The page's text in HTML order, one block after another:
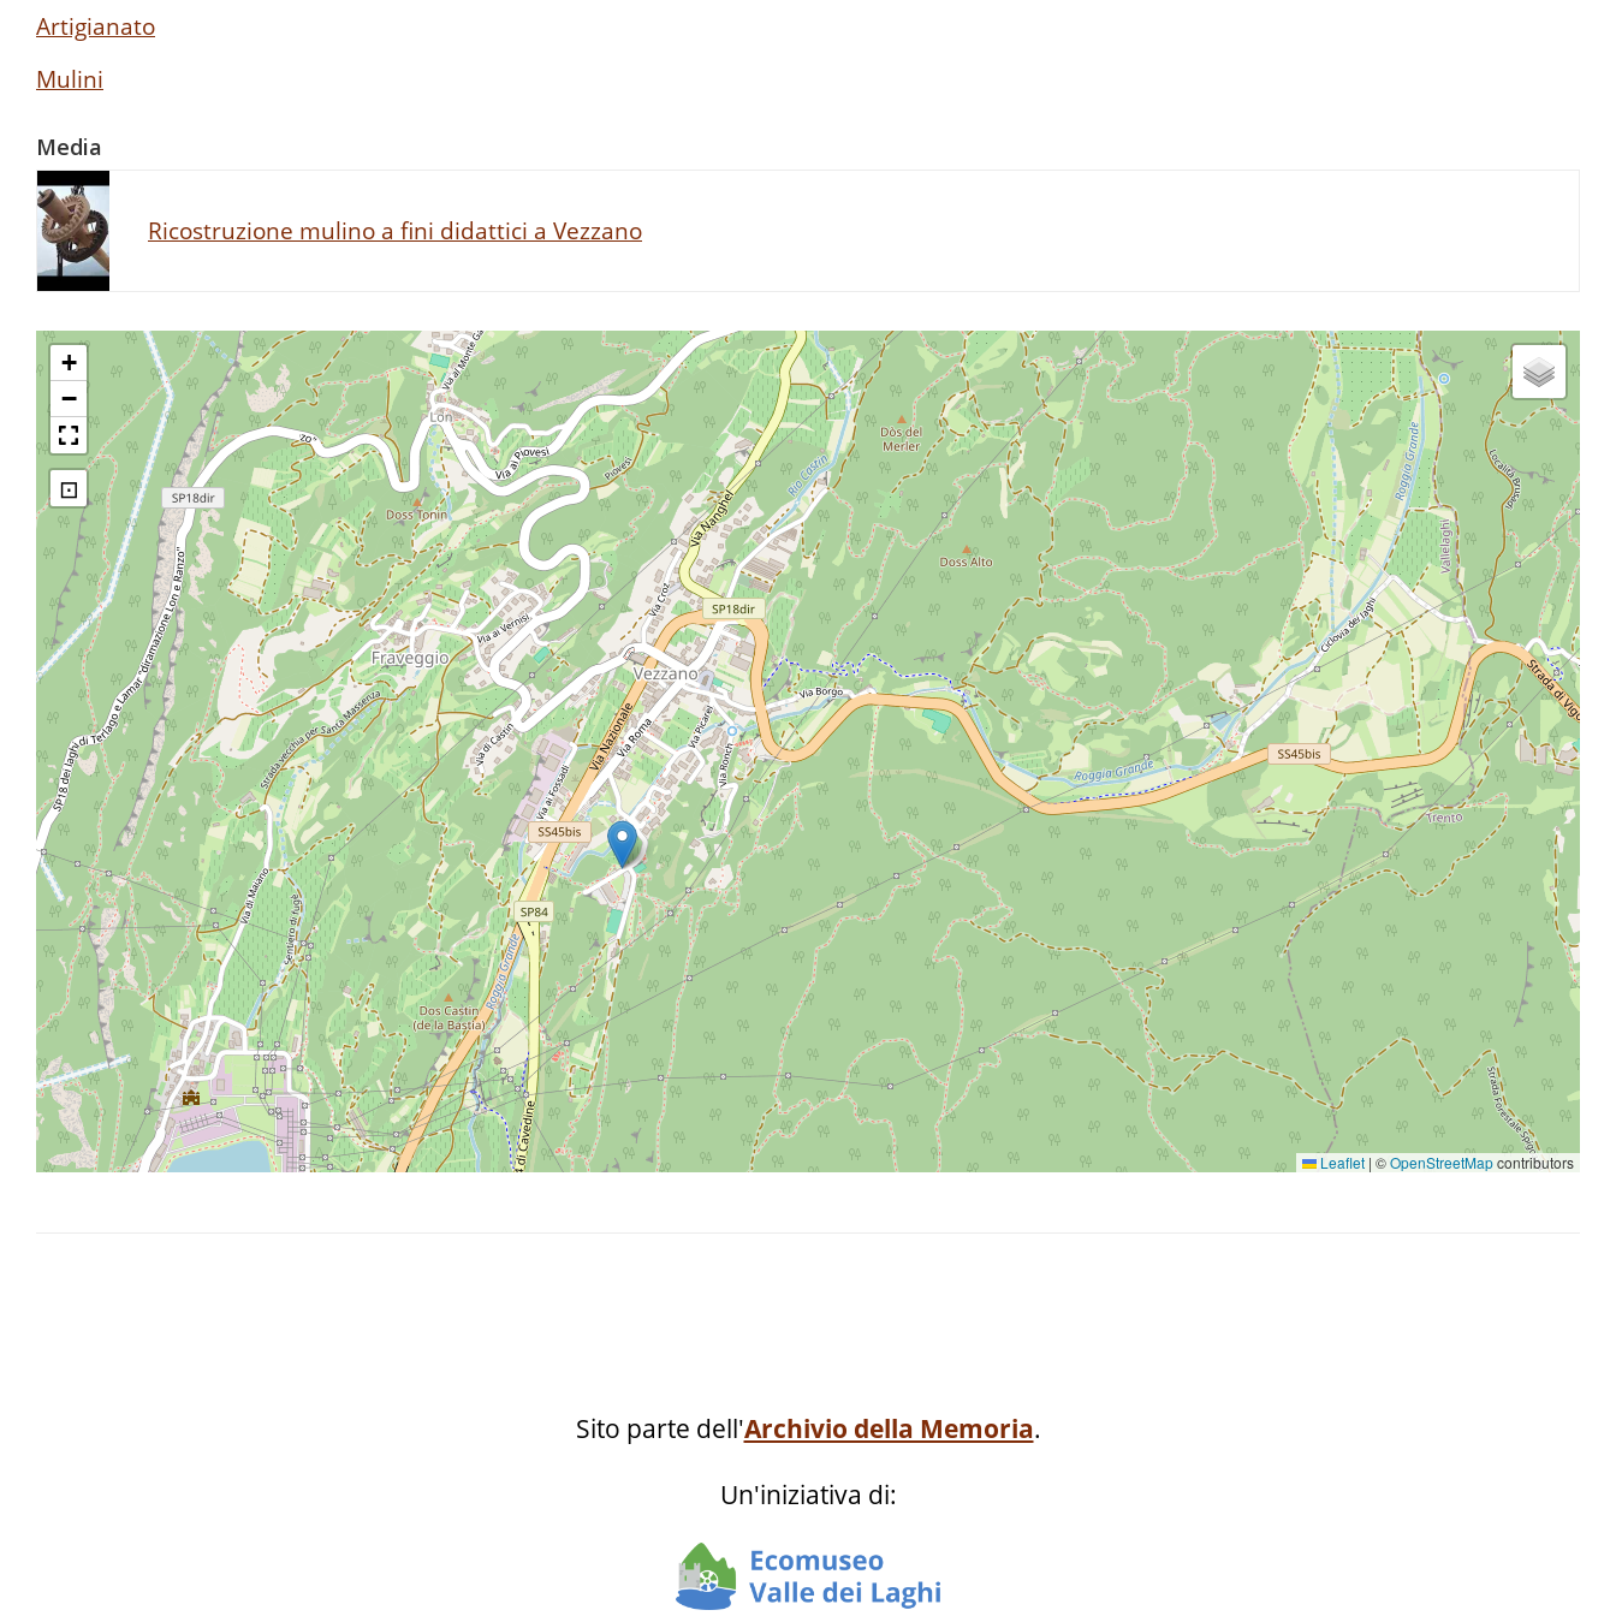
Artigianato
Mulini
Media
Ricostruzione mulino a fini didattici a Vezzano
+
−
⊡
Leaflet | ©OpenStreetMapcontributors
Sito parte dell'Archivio della Memoria.
Un'iniziativa di: